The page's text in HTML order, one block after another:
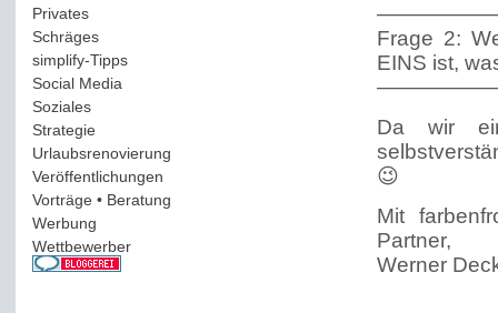
Privates(193)
Schräges(161)
simplify-Tipps(123)
Social Media
Soziales(37)
Strategie(220)
Urlaubsrenovierung
Veröffentlichungen
Vorträge • Beratung
Werbung
Wettbewerber(61)
Frage 2:
EINS ist,
Da wir
😉
Mit
Partner,
Werner